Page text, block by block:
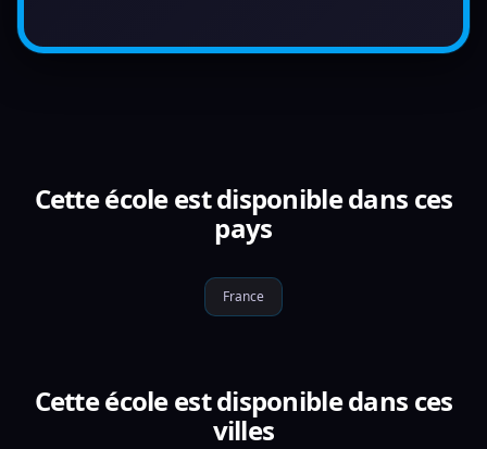
Cette école est disponible dans ces
pays
France
Cette école est disponible dans ces
villes